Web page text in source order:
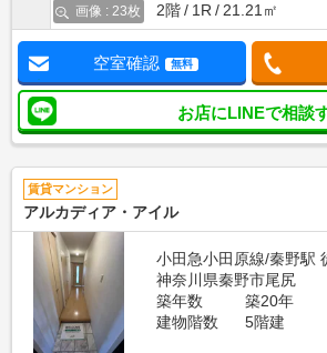
画像 : 23枚
2階
1R 21.21㎡
空室確認 無料
お店にLINEで相談
賃貸マンション
アルカディア・アイル
小田急小田原線/秦野駅
神奈川県秦野市尾尻
築年数
築20年
建物階数
5階建